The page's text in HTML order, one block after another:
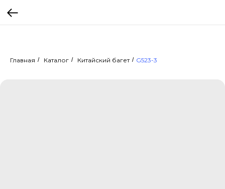
Главная / Каталог / Китайский багет / G523-3